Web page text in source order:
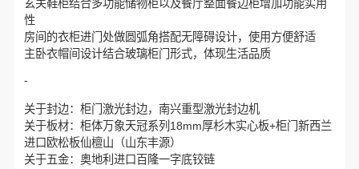
玄关鞋柜结合多功能储物柜以及餐厅整面餐边柜增加功能实用
性
房间的衣柜进门处做圆弧角搭配无障碍设计，使用方便舒适
主卧衣帽间设计结合玻璃柜门形式，体现生活品质
-
关于封边：柜门激光封边，南兴重型激光封边机
关于板材：柜体万象天冠系列18mm厚杉木实心板+柜门新西兰
进口欧松板仙檀山（山东丰源）
关于五金：奥地利进口百隆一字底铰链